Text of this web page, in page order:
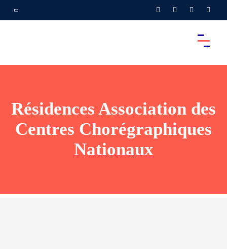
Résidences Association des
Centres Chorégraphiques
Nationaux